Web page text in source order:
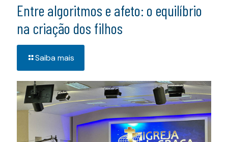
Entre algoritmos e afeto: o equilíbrio
na criação dos filhos
Saiba mais